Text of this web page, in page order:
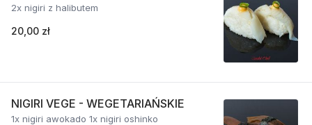
2x nigiri z halibutem
20,00 zł
NIGIRI VEGE - WEGETARIAŃSKIE
1x nigiri awokado 1x nigiri oshinko